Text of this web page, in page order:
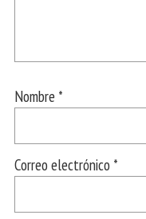
Nombre *
Correo electrónico *